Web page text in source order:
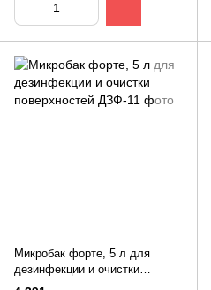
Микробак форте, 5 л для
дезинфекции и очистки
поверхностей